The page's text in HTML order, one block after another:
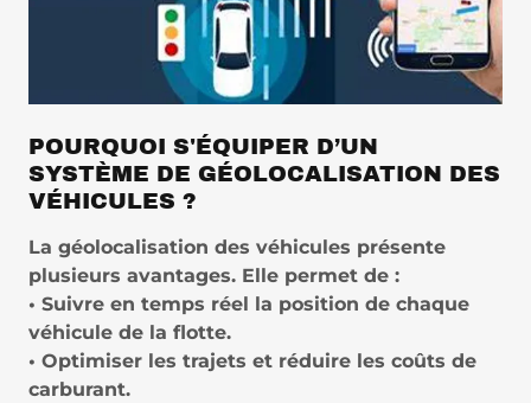
POURQUOI S'ÉQUIPER D’UN
SYSTÈME DE GÉOLOCALISATION DES
VÉHICULES ?
La géolocalisation des véhicules présente
plusieurs avantages. Elle permet de :
• Suivre en temps réel la position de chaque
véhicule de la flotte.
• Optimiser les trajets et réduire les coûts de
carburant.